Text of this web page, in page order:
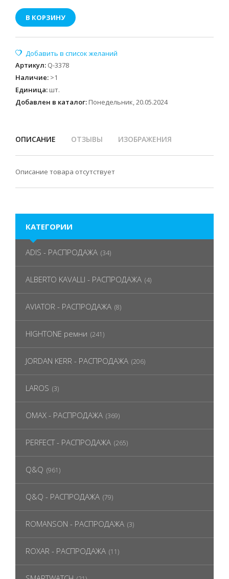
В КОРЗИНУ
Артикул: Q-3378
Наличие: >1
Единица: шт.
Добавлен в каталог: Понедельник, 20.05.2024
ОПИСАНИЕ ОТЗЫВЫ ИЗОБРАЖЕНИЯ
Описание товара отсутствует
КАТЕГОРИИ
ADIS - РАСПРОДАЖА (34)
ALBERTO KAVALLI - РАСПРОДАЖА (4)
AVIATOR - РАСПРОДАЖА (8)
HIGHTONE ремни (241)
JORDAN KERR - РАСПРОДАЖА (206)
LAROS (3)
OMAX - РАСПРОДАЖА (369)
PERFECT - РАСПРОДАЖА (265)
Q&Q (961)
Q&Q - РАСПРОДАЖА (79)
ROMANSON - РАСПРОДАЖА (3)
ROXAR - РАСПРОДАЖА (11)